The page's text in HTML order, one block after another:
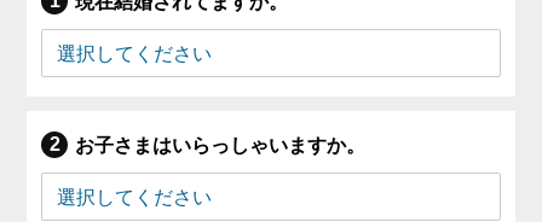
お子さまはいらっしゃいますか。